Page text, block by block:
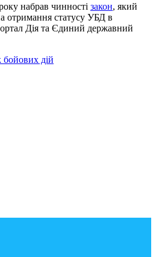
набрав чинності закон, який
отримання статусу УБД в
Дія та Єдиний державний
бойових дій